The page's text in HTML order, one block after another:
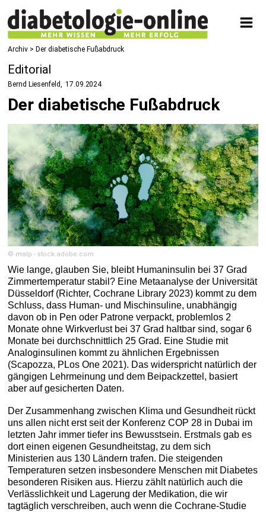
Archiv > Der diabetische Fußabdruck
Editorial
Bernd Liesenfeld 17.09.2024
Der diabetische Fußabdruck
© malp - stock.adobe.com
Wie lange, glauben Sie, bleibt Humaninsulin bei 37 Grad
Zimmertemperatur stabil? Eine Metaanalyse der Universität
Düsseldorf (Richter, Cochrane Library 2023) kommt zu dem
Schluss, dass Human- und Mischinsuline, unabhängig
davon ob in Pen oder Patrone verpackt, problemlos 2
Monate ohne Wirkverlust bei 37 Grad haltbar sind, sogar 6
Monate bei durchschnittlich 25 Grad. Eine Studie mit
Analoginsulinen kommt zu ähnlichen Ergebnissen
(Scapozza, PLos One 2021). Das widerspricht natürlich der
gängigen Lehrmeinung und dem Beipackzettel, basiert
aber auf gesicherten Daten.
Der Zusammenhang zwischen Klima und Gesundheit rückt
uns allen nicht erst seit der Konferenz COP 28 in Dubai im
letzten Jahr immer tiefer ins Bewusstsein. Erstmals gab es
dort einen eigenen Gesundheitstag, zu dem sich
Ministerien aus 130 Ländern trafen. Die steigenden
Temperaturen setzen insbesondere Menschen mit Diabetes
besonderen Risiken aus. Hierzu zählt natürlich auch die
Verlässlichkeit und Lagerung der Medikation, die wir
tagtäglich verschreiben, auch wenn die Cochrane-Studie